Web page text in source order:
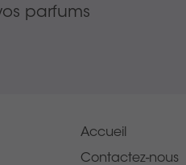
parfums
Accueil
Contactez-nous